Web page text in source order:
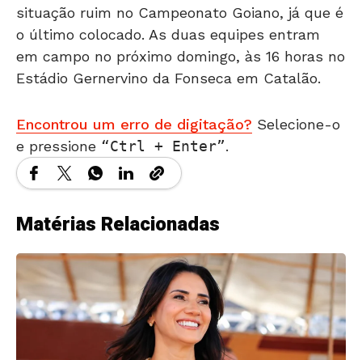
situação ruim no Campeonato Goiano, já que é
o último colocado. As duas equipes entram
em campo no próximo domingo, às 16 horas no
Estádio Gernervino da Fonseca em Catalão.
Encontrou um erro de digitação? Selecione-o
e pressione
Ctrl + Enter .
Matérias Relacionadas